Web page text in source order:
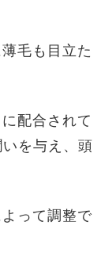
毛も目立た
配合されて
を与え、頭
って調整で